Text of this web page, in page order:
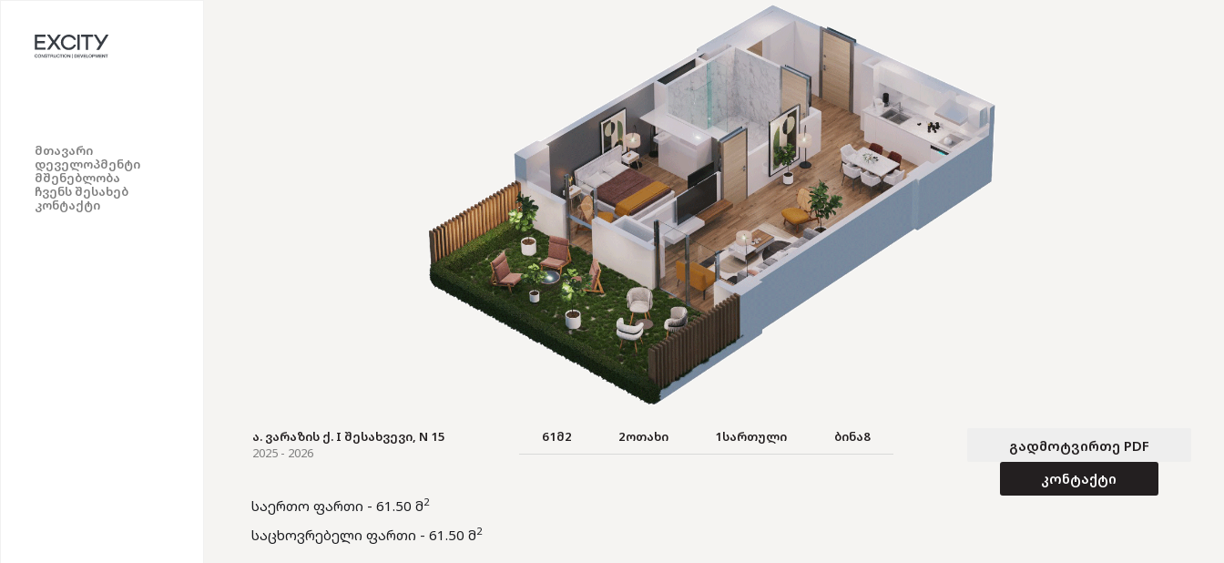
მთავარი
დეველოპმენტი
მშენებლობა
ჩვენს შესახებ
კონტაქტი
ა. ვარაზის ქ. I შესახვევი, N 15
2025 - 2026
61მ2 2ოთახი 1სართული ბინა8
გადმოტვირთე PDF
კონტაქტი
საერთო ფართი - 61.50 მ2
საცხოვრებელი ფართი - 61.50 მ2